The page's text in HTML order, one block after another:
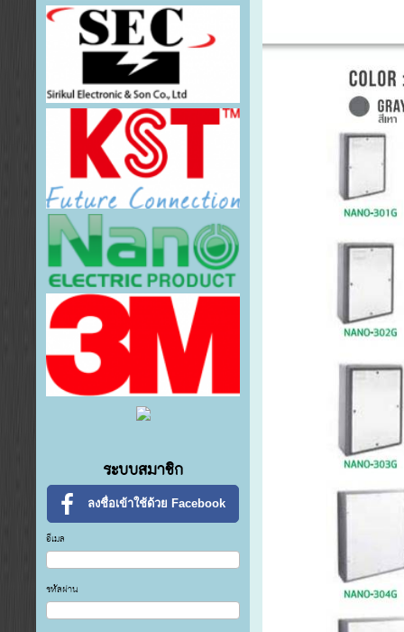
ระบบสมาชิก
ลงชื่อเข้าใช้ด้วย Facebook
อีเมล
รหัสผ่าน